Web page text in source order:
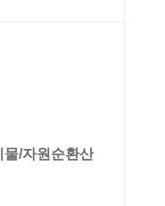
물/자원순환산